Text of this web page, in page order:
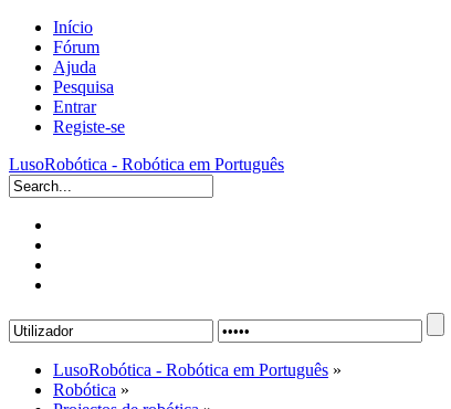
Início
Fórum
Ajuda
Pesquisa
Entrar
Registe-se
LusoRobótica - Robótica em Português
LusoRobótica - Robótica em Português »
Robótica »